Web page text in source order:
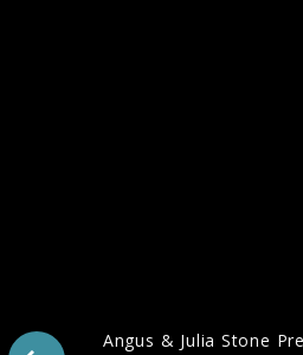
Angus & Julia Stone